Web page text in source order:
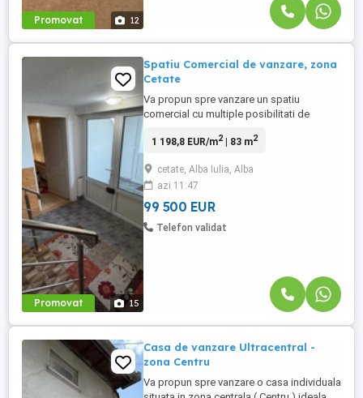
Promovat 12
Promovat 15
Spatiu Comercial de vanzare, zona
Cetate
Va propun spre vanzare un spatiu
comercial cu multiple posibilitati de
locatie accesibila si bine pozitionata.
83mp, la care se adauga 25mp teren
concesionat pe termen lung, contract
valabil. Proprietatea este compartimentata
1 198,8 EUR/m2| 83 m2
cetate, Alba Iulia, Alba
azi 11:47
99 500 EUR
Telefon validat
Casa de vanzare Ultracentral -
zona Centru
Va propun spre vanzare o casa individuala